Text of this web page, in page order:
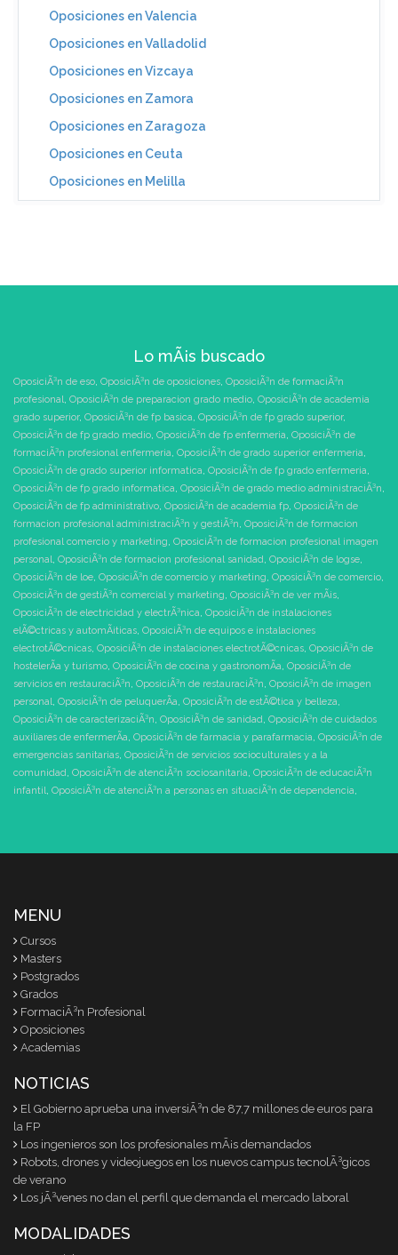
Oposiciones en Valencia
Oposiciones en Valladolid
Oposiciones en Vizcaya
Oposiciones en Zamora
Oposiciones en Zaragoza
Oposiciones en Ceuta
Oposiciones en Melilla
Lo mÃ¡s buscado
OposiciÃ³n de eso, OposiciÃ³n de oposiciones, OposiciÃ³n de formaciÃ³n
profesional, OposiciÃ³n de preparacion grado medio, OposiciÃ³n de academia
grado superior, OposiciÃ³n de fp basica, OposiciÃ³n de fp grado superior,
OposiciÃ³n de fp grado medio, OposiciÃ³n de fp enfermeria, OposiciÃ³n de
formaciÃ³n profesional enfermeria, OposiciÃ³n de grado superior enfermeria,
OposiciÃ³n de grado superior informatica, OposiciÃ³n de fp grado enfermeria,
OposiciÃ³n de fp grado informatica, OposiciÃ³n de grado medio administraciÃ³n,
OposiciÃ³n de fp administrativo, OposiciÃ³n de academia fp, OposiciÃ³n de
formacion profesional administraciÃ³n y gestiÃ³n, OposiciÃ³n de formacion
profesional comercio y marketing, OposiciÃ³n de formacion profesional imagen
personal, OposiciÃ³n de formacion profesional sanidad, OposiciÃ³n de logse,
OposiciÃ³n de loe, OposiciÃ³n de comercio y marketing, OposiciÃ³n de comercio,
OposiciÃ³n de gestiÃ³n comercial y marketing, OposiciÃ³n de ver mÃ¡s,
OposiciÃ³n de electricidad y electrÃ³nica, OposiciÃ³n de instalaciones
elÃ©ctricas y automÃ¡ticas, OposiciÃ³n de equipos e instalaciones
electrotÃ©cnicas, OposiciÃ³n de instalaciones electrotÃ©cnicas, OposiciÃ³n de
hostelerÃ­a y turismo, OposiciÃ³n de cocina y gastronomÃ­a, OposiciÃ³n de
servicios en restauraciÃ³n, OposiciÃ³n de restauraciÃ³n, OposiciÃ³n de imagen
personal, OposiciÃ³n de peluquerÃ­a, OposiciÃ³n de estÃ©tica y belleza,
OposiciÃ³n de caracterizaciÃ³n, OposiciÃ³n de sanidad, OposiciÃ³n de cuidados
auxiliares de enfermerÃ­a, OposiciÃ³n de farmacia y parafarmacia, OposiciÃ³n de
emergencias sanitarias, OposiciÃ³n de servicios socioculturales y a la
comunidad, OposiciÃ³n de atenciÃ³n sociosanitaria, OposiciÃ³n de educaciÃ³n
infantil, OposiciÃ³n de atenciÃ³n a personas en situaciÃ³n de dependencia,
MENU
Cursos
Masters
Postgrados
Grados
FormaciÃ³n Profesional
Oposiciones
Academias
NOTICIAS
El Gobierno aprueba una inversiÃ³n de 87,7 millones de euros para
la FP
Los ingenieros son los profesionales mÃ¡s demandados
Robots, drones y videojuegos en los nuevos campus tecnolÃ³gicos
de verano
Los jÃ³venes no dan el perfil que demanda el mercado laboral
MODALIDADES